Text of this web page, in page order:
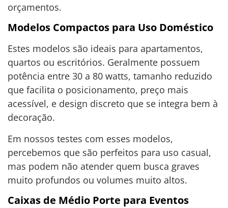
orçamentos.
Modelos Compactos para Uso Doméstico
Estes modelos são ideais para apartamentos,
quartos ou escritórios. Geralmente possuem
potência entre 30 a 80 watts, tamanho reduzido
que facilita o posicionamento, preço mais
acessível, e design discreto que se integra bem à
decoração.
Em nossos testes com esses modelos,
percebemos que são perfeitos para uso casual,
mas podem não atender quem busca graves
muito profundos ou volumes muito altos.
Caixas de Médio Porte para Eventos